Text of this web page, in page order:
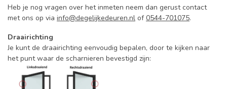
Heb je nog vragen over het inmeten neem dan gerust contact
met ons op via info@degelijkedeuren.nl of0544-701075.
Draairichting
Je kunt de draairichting eenvoudig bepalen, door te kijken naar
het punt waar de scharnieren bevestigd zijn: